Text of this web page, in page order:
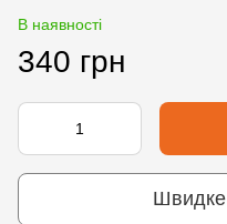
В наявності
340 грн